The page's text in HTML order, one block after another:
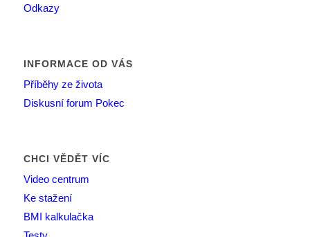
Odkazy
INFORMACE OD VÁS
Příběhy ze života
Diskusní forum Pokec
CHCI VĚDĚT VÍC
Video centrum
Ke stažení
BMI kalkulačka